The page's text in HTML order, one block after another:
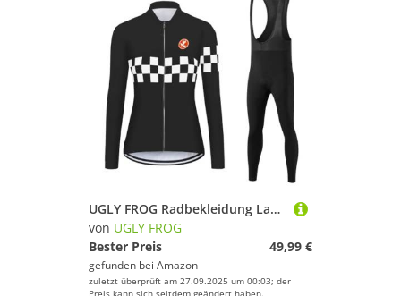
UGLY FROG Radbekleidung Langärmeliges warmes Damen-Winterradshirt aus Wolle mit warmem Wollfutter Radhose mit Kissen 20D Gel geeignet für Outdoor-Mountainbiken 77DERONGDBNV02
von UGLY FROG
Bester Preis
49,99 €
gefunden bei Amazon
zuletzt überprüft am 27.09.2025 um 00:03; der
Preis kann sich seitdem geändert haben.